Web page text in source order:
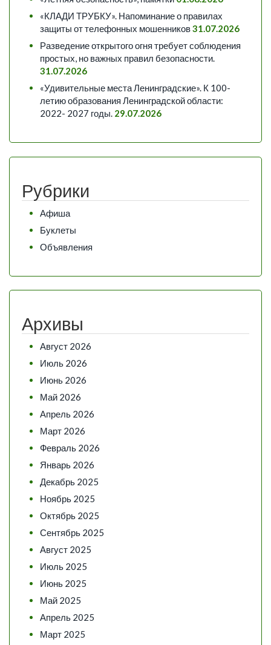
«КЛАДИ ТРУБКУ». Напоминание о правилах
защиты от телефонных мошенников31.07.2026
Разведение открытого огня требует соблюдения
простых, но важных правил безопасности.
31.07.2026
«Удивительные места Ленинградские». К 100-
летию образования Ленинградской области:
2022- 2027 годы. 29.07.2026
Рубрики
Афиша
Буклеты
Объявления
Архивы
Август 2026
Июль 2026
Июнь 2026
Май 2026
Апрель 2026
Март 2026
Февраль 2026
Январь 2026
Декабрь 2025
Ноябрь 2025
Октябрь 2025
Сентябрь 2025
Август 2025
Июль 2025
Июнь 2025
Май 2025
Апрель 2025
Март 2025